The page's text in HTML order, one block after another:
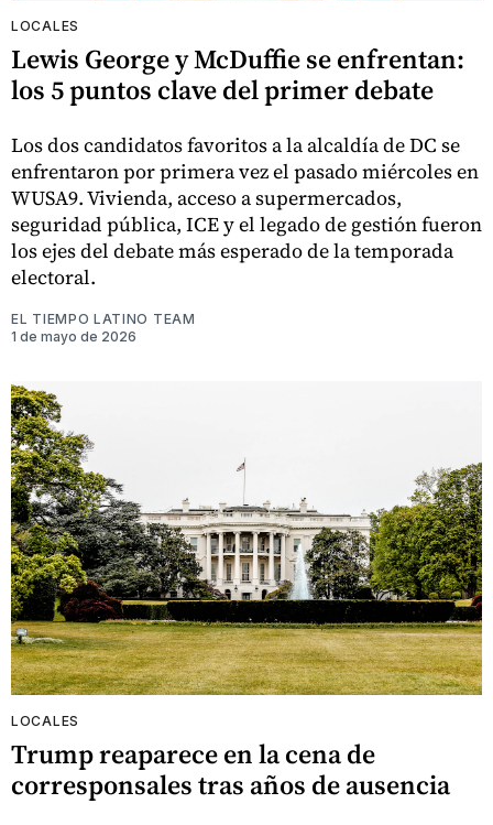
LOCALES
Lewis George y McDuffie se enfrentan:
los 5 puntos clave del primer debate
Los dos candidatos favoritos a la alcaldía de DC se
enfrentaron por primera vez el pasado miércoles en
WUSA9. Vivienda, acceso a supermercados,
seguridad pública, ICE y el legado de gestión fueron
los ejes del debate más esperado de la temporada
electoral.
EL TIEMPO LATINO TEAM
1 de mayo de 2026
LOCALES
Trump reaparece en la cena de
corresponsales tras años de ausencia